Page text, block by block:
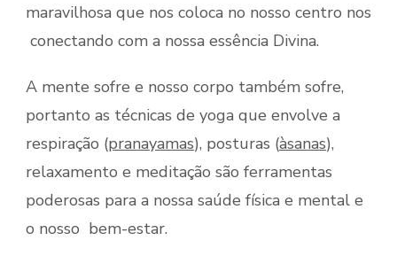
maravilhosa que nos coloca no nosso centro nos
conectando com a nossa essência Divina.
A mente sofre e nosso corpo também sofre,
portanto as técnicas de yoga que envolve a
respiração (pranayamas), posturas (àsanas),
relaxamento e meditação são ferramentas
poderosas para a nossa saúde física e mental e
o nosso bem-estar.